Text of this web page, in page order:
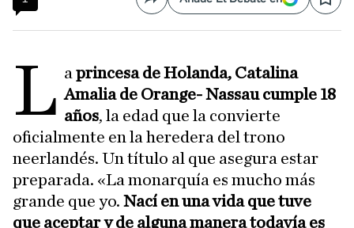
Compartir Save
L aprincesa de Holanda, Catalina
Amalia de Orange- Nassau cumple 18
años, la edad que la convierte
oficialmente en la heredera del trono
neerlandés. Un título al que asegura estar
preparada. «La monarquía es mucho más
grande que yo. Nací en una vida que tuve
que aceptar y de alguna manera todavía es